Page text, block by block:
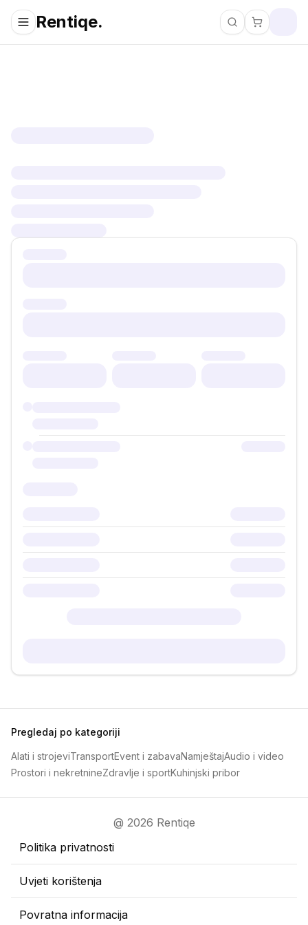
Rentiqe. Pretraži
Pregledaj po kategoriji
Alati i strojeviTransportEvent i zabavaNamještajAudio i video
Prostori i nekretnineZdravlje i sportKuhinjski pribor
@ 2026 Rentiqe
Politika privatnosti
Uvjeti korištenja
Povratna informacija